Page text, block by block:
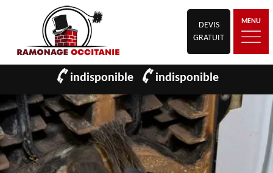
DEVIS
GRATUIT
MENU
indisponible indisponible